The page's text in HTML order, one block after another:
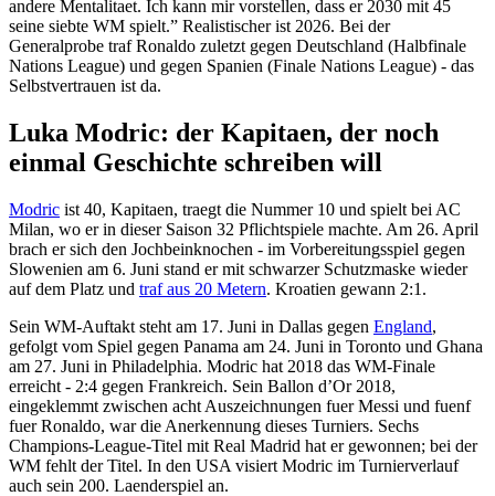
andere Mentalitaet. Ich kann mir vorstellen, dass er 2030 mit 45
seine siebte WM spielt.” Realistischer ist 2026. Bei der
Generalprobe traf Ronaldo zuletzt gegen Deutschland (Halbfinale
Nations League) und gegen Spanien (Finale Nations League) - das
Selbstvertrauen ist da.
Luka Modric: der Kapitaen, der noch
einmal Geschichte schreiben will
Modric ist 40, Kapitaen, traegt die Nummer 10 und spielt bei AC
Milan, wo er in dieser Saison 32 Pflichtspiele machte. Am 26. April
brach er sich den Jochbeinknochen - im Vorbereitungsspiel gegen
Slowenien am 6. Juni stand er mit schwarzer Schutzmaske wieder
auf dem Platz und traf aus 20 Metern. Kroatien gewann 2:1.
Sein WM-Auftakt steht am 17. Juni in Dallas gegen England,
gefolgt vom Spiel gegen Panama am 24. Juni in Toronto und Ghana
am 27. Juni in Philadelphia. Modric hat 2018 das WM-Finale
erreicht - 2:4 gegen Frankreich. Sein Ballon d’Or 2018,
eingeklemmt zwischen acht Auszeichnungen fuer Messi und fuenf
fuer Ronaldo, war die Anerkennung dieses Turniers. Sechs
Champions-League-Titel mit Real Madrid hat er gewonnen; bei der
WM fehlt der Titel. In den USA visiert Modric im Turnierverlauf
auch sein 200. Laenderspiel an.